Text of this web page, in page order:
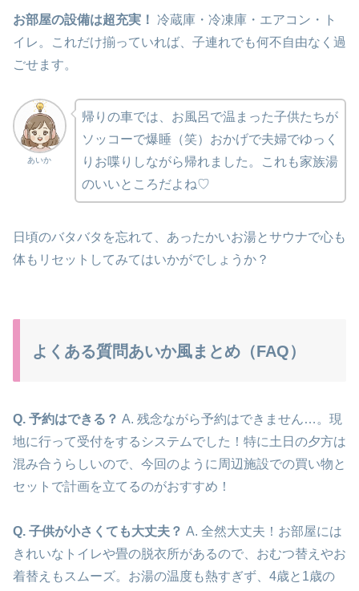
お部屋の設備は超充実！ 冷蔵庫・冷凍庫・エアコン・ト
イレ。これだけ揃っていれば、子連れでも何不自由なく過
ごせます。
あいか
帰りの車では、お風呂で温まった子供たちが
ソッコーで爆睡（笑）おかげで夫婦でゆっく
りお喋りしながら帰れました。これも家族湯
のいいところだよね♡
日頃のバタバタを忘れて、あったかいお湯とサウナで心も
体もリセットしてみてはいかがでしょうか？
よくある質問あいか風まとめ（FAQ）
Q. 予約はできる？ A. 残念ながら予約はできません…。現
地に行って受付をするシステムでした！特に土日の夕方は
混み合うらしいので、今回のように周辺施設での買い物と
セットで計画を立てるのがおすすめ！
Q. 子供が小さくても大丈夫？ A. 全然大丈夫！お部屋には
きれいなトイレや畳の脱衣所があるので、おむつ替えやお
着替えもスムーズ。お湯の温度も熱すぎず、4歳と1歳の